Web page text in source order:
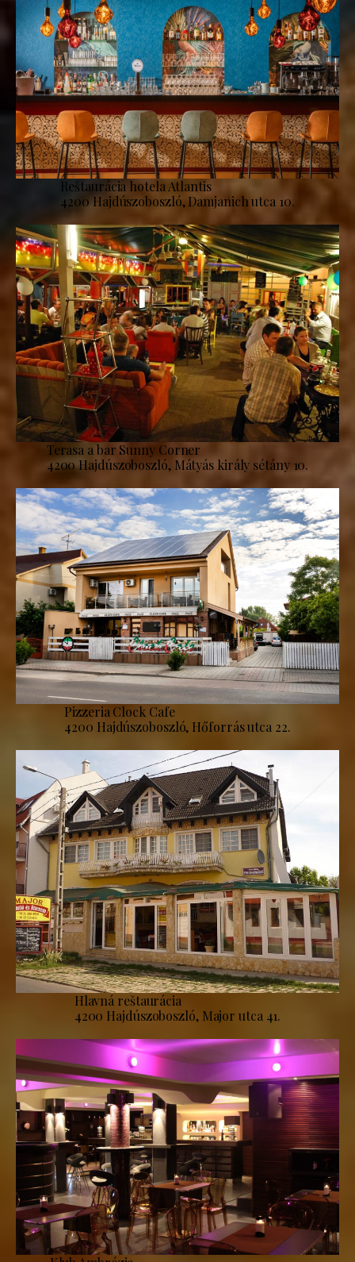
Reštaurácia hotela Atlantis
4200 Hajdúszoboszló, Damjanich utca 10.
Terasa a bar Sunny Corner
4200 Hajdúszoboszló, Mátyás király sétány 10.
Pizzeria Clock Cafe
4200 Hajdúszoboszló, Hőforrás utca 22.
Hlavná reštaurácia
4200 Hajdúszoboszló, Major utca 41.